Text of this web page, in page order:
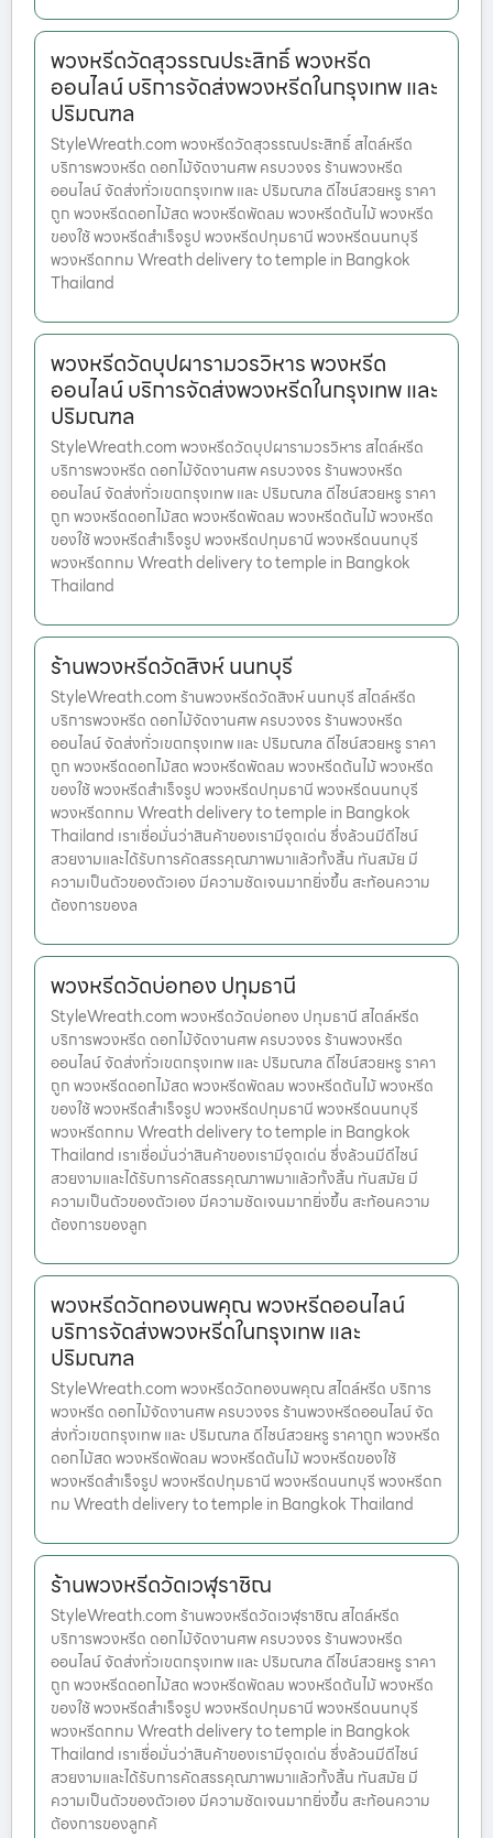
พวงหรีดวัดสุวรรณประสิทธิ์ พวงหรีด
ออนไลน์ บริการจัดส่งพวงหรีดในกรุงเทพ และ
ปริมณฑล
StyleWreath.com พวงหรีดวัดสุวรรณประสิทธิ์ สไตล์หรีด
บริการพวงหรีด ดอกไม้จัดงานศพ ครบวงจร ร้านพวงหรีด
ออนไลน์ จัดส่งทั่วเขตกรุงเทพ และ ปริมณฑล ดีไซน์สวยหรู ราคา
ถูก พวงหรีดดอกไม้สด พวงหรีดพัดลม พวงหรีดต้นไม้ พวงหรีด
ของใช้ พวงหรีดสำเร็จรูป พวงหรีดปทุมธานี พวงหรีดนนทบุรี
พวงหรีดกทม Wreath delivery to temple in Bangkok
Thailand
พวงหรีดวัดบุปผารามวรวิหาร พวงหรีด
ออนไลน์ บริการจัดส่งพวงหรีดในกรุงเทพ และ
ปริมณฑล
StyleWreath.com พวงหรีดวัดบุปผารามวรวิหาร สไตล์หรีด
บริการพวงหรีด ดอกไม้จัดงานศพ ครบวงจร ร้านพวงหรีด
ออนไลน์ จัดส่งทั่วเขตกรุงเทพ และ ปริมณฑล ดีไซน์สวยหรู ราคา
ถูก พวงหรีดดอกไม้สด พวงหรีดพัดลม พวงหรีดต้นไม้ พวงหรีด
ของใช้ พวงหรีดสำเร็จรูป พวงหรีดปทุมธานี พวงหรีดนนทบุรี
พวงหรีดกทม Wreath delivery to temple in Bangkok
Thailand
ร้านพวงหรีดวัดสิงห์ นนทบุรี
StyleWreath.com ร้านพวงหรีดวัดสิงห์ นนทบุรี สไตล์หรีด
บริการพวงหรีด ดอกไม้จัดงานศพ ครบวงจร ร้านพวงหรีด
ออนไลน์ จัดส่งทั่วเขตกรุงเทพ และ ปริมณฑล ดีไซน์สวยหรู ราคา
ถูก พวงหรีดดอกไม้สด พวงหรีดพัดลม พวงหรีดต้นไม้ พวงหรีด
ของใช้ พวงหรีดสำเร็จรูป พวงหรีดปทุมธานี พวงหรีดนนทบุรี
พวงหรีดกทม Wreath delivery to temple in Bangkok
Thailand เราเชื่อมั่นว่าสินค้าของเรามีจุดเด่น ซึ่งล้วนมีดีไซน์
สวยงามและได้รับการคัดสรรคุณภาพมาแล้วทั้งสิ้น ทันสมัย มี
ความเป็นตัวของตัวเอง มีความชัดเจนมากยิ่งขึ้น สะท้อนความ
ต้องการของล
พวงหรีดวัดบ่อทอง ปทุมธานี
StyleWreath.com พวงหรีดวัดบ่อทอง ปทุมธานี สไตล์หรีด
บริการพวงหรีด ดอกไม้จัดงานศพ ครบวงจร ร้านพวงหรีด
ออนไลน์ จัดส่งทั่วเขตกรุงเทพ และ ปริมณฑล ดีไซน์สวยหรู ราคา
ถูก พวงหรีดดอกไม้สด พวงหรีดพัดลม พวงหรีดต้นไม้ พวงหรีด
ของใช้ พวงหรีดสำเร็จรูป พวงหรีดปทุมธานี พวงหรีดนนทบุรี
พวงหรีดกทม Wreath delivery to temple in Bangkok
Thailand เราเชื่อมั่นว่าสินค้าของเรามีจุดเด่น ซึ่งล้วนมีดีไซน์
สวยงามและได้รับการคัดสรรคุณภาพมาแล้วทั้งสิ้น ทันสมัย มี
ความเป็นตัวของตัวเอง มีความชัดเจนมากยิ่งขึ้น สะท้อนความ
ต้องการของลูก
พวงหรีดวัดทองนพคุณ พวงหรีดออนไลน์
บริการจัดส่งพวงหรีดในกรุงเทพ และ
ปริมณฑล
StyleWreath.com พวงหรีดวัดทองนพคุณ สไตล์หรีด บริการ
พวงหรีด ดอกไม้จัดงานศพ ครบวงจร ร้านพวงหรีดออนไลน์ จัด
ส่งทั่วเขตกรุงเทพ และ ปริมณฑล ดีไซน์สวยหรู ราคาถูก พวงหรีด
ดอกไม้สด พวงหรีดพัดลม พวงหรีดต้นไม้ พวงหรีดของใช้
พวงหรีดสำเร็จรูป พวงหรีดปทุมธานี พวงหรีดนนทบุรี พวงหรีดก
ทม Wreath delivery to temple in Bangkok Thailand
ร้านพวงหรีดวัดเวฬุราชิณ
StyleWreath.com ร้านพวงหรีดวัดเวฬุราชิณ สไตล์หรีด
บริการพวงหรีด ดอกไม้จัดงานศพ ครบวงจร ร้านพวงหรีด
ออนไลน์ จัดส่งทั่วเขตกรุงเทพ และ ปริมณฑล ดีไซน์สวยหรู ราคา
ถูก พวงหรีดดอกไม้สด พวงหรีดพัดลม พวงหรีดต้นไม้ พวงหรีด
ของใช้ พวงหรีดสำเร็จรูป พวงหรีดปทุมธานี พวงหรีดนนทบุรี
พวงหรีดกทม Wreath delivery to temple in Bangkok
Thailand เราเชื่อมั่นว่าสินค้าของเรามีจุดเด่น ซึ่งล้วนมีดีไซน์
สวยงามและได้รับการคัดสรรคุณภาพมาแล้วทั้งสิ้น ทันสมัย มี
ความเป็นตัวของตัวเอง มีความชัดเจนมากยิ่งขึ้น สะท้อนความ
ต้องการของลูกค้